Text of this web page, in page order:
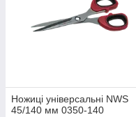
Ножиці універсальні NWS
45/140 мм 0350-140